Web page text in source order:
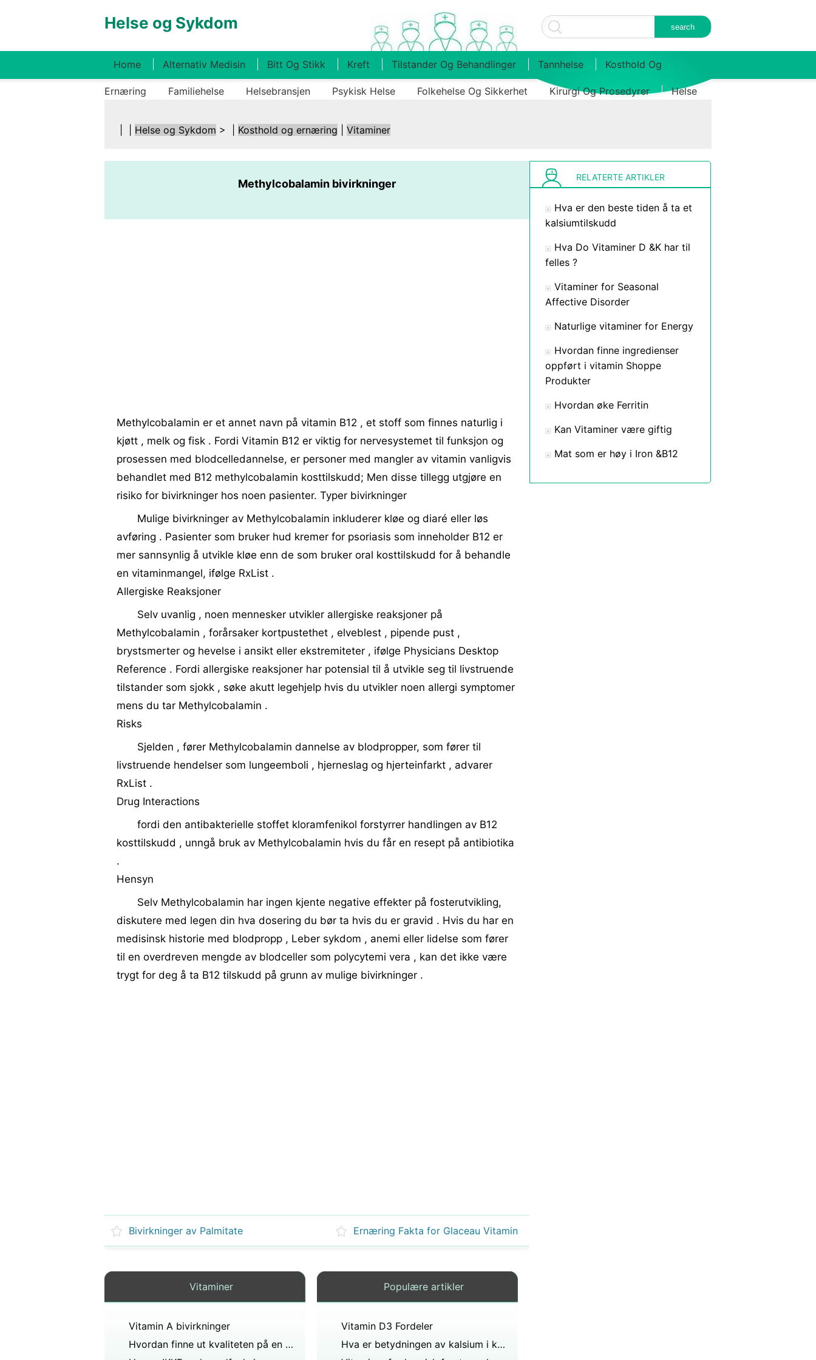
Helse og Sykdom
Home Alternativ Medisin Bitt Og Stikk Kreft Tilstander Og Behandlinger Tannhelse Kosthold Og
Ernæring Familiehelse Helsebransjen Psykisk Helse Folkehelse Og Sikkerhet Kirurgi Og Prosedyrer Helse
Helse og Sykdom > | Kosthold og ernæring Vitaminer
Methylcobalamin bivirkninger
Methylcobalamin er et annet navn på vitamin B12 , et stoff som finnes naturlig i
kjøtt , melk og fisk . Fordi Vitamin B12 er viktig for nervesystemet til funksjon og
prosessen med blodcelledannelse, er personer med mangler av vitamin vanligvis
behandlet med B12 methylcobalamin kosttilskudd; Men disse tillegg utgjøre en
risiko for bivirkninger hos noen pasienter. Typer bivirkninger
Mulige bivirkninger av Methylcobalamin inkluderer kløe og diaré eller løs
avføring . Pasienter som bruker hud kremer for psoriasis som inneholder B12 er
mer sannsynlig å utvikle kløe enn de som bruker oral kosttilskudd for å behandle
en vitaminmangel, ifølge RxList .
Allergiske Reaksjoner
Selv uvanlig , noen mennesker utvikler allergiske reaksjoner på
Methylcobalamin , forårsaker kortpustethet , elveblest , pipende pust ,
brystsmerter og hevelse i ansikt eller ekstremiteter , ifølge Physicians Desktop
Reference . Fordi allergiske reaksjoner har potensial til å utvikle seg til livstruende
tilstander som sjokk , søke akutt legehjelp hvis du utvikler noen allergi symptomer
mens du tar Methylcobalamin .
Risks
Sjelden , fører Methylcobalamin dannelse av blodpropper, som fører til
livstruende hendelser som lungeemboli , hjerneslag og hjerteinfarkt , advarer
RxList .
Drug Interactions
fordi den antibakterielle stoffet kloramfenikol forstyrrer handlingen av B12
kosttilskudd , unngå bruk av Methylcobalamin hvis du får en resept på antibiotika
.
Hensyn
Selv Methylcobalamin har ingen kjente negative effekter på fosterutvikling,
diskutere med legen din hva dosering du bør ta hvis du er gravid . Hvis du har en
medisinsk historie med blodpropp , Leber sykdom , anemi eller lidelse som fører
til en overdreven mengde av blodceller som polycytemi vera , kan det ikke være
trygt for deg å ta B12 tilskudd på grunn av mulige bivirkninger .
Bivirkninger av Palmitate Ernæring Fakta for Glaceau Vitamin
Vitaminer
Vitamin A bivirkninger
Hvordan finne ut kvaliteten på en Supplement
Populære artikler
Vitamin D3 Fordeler
Hva er betydningen av kalsium i kosten ?
RELATERTE ARTIKLER
Hva er den beste tiden å ta et
kalsiumtilskudd
Hva Do Vitaminer D &K har til
felles ?
Vitaminer for Seasonal
Affective Disorder
Naturlige vitaminer for Energy
Hvordan finne ingredienser
oppført i vitamin Shoppe
Produkter
Hvordan øke Ferritin
Kan Vitaminer være giftig
Mat som er høy i Iron &B12